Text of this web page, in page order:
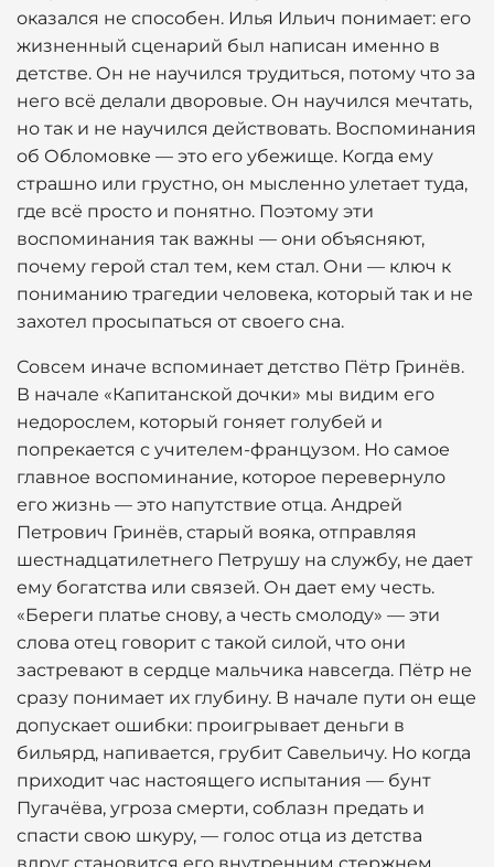
оказался не способен. Илья Ильич понимает: его
жизненный сценарий был написан именно в
детстве. Он не научился трудиться, потому что за
него всё делали дворовые. Он научился мечтать,
но так и не научился действовать. Воспоминания
об Обломовке — это его убежище. Когда ему
страшно или грустно, он мысленно улетает туда,
где всё просто и понятно. Поэтому эти
воспоминания так важны — они объясняют,
почему герой стал тем, кем стал. Они — ключ к
пониманию трагедии человека, который так и не
захотел просыпаться от своего сна.
Совсем иначе вспоминает детство Пётр Гринёв.
В начале «Капитанской дочки» мы видим его
недорослем, который гоняет голубей и
попрекается с учителем-французом. Но самое
главное воспоминание, которое перевернуло
его жизнь — это напутствие отца. Андрей
Петрович Гринёв, старый вояка, отправляя
шестнадцатилетнего Петрушу на службу, не дает
ему богатства или связей. Он дает ему честь.
«Береги платье снову, а честь смолоду» — эти
слова отец говорит с такой силой, что они
застревают в сердце мальчика навсегда. Пётр не
сразу понимает их глубину. В начале пути он еще
допускает ошибки: проигрывает деньги в
бильярд, напивается, грубит Савельичу. Но когда
приходит час настоящего испытания — бунт
Пугачёва, угроза смерти, соблазн предать и
спасти свою шкуру, — голос отца из детства